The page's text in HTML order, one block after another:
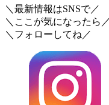
＼最新情報はSNSで／
＼ここが気になったら／
＼フォローしてね／